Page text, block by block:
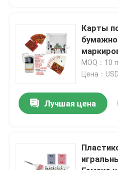
Карты
ИСО
плутовки
MOQ：10
Цена：
Лучшая цена